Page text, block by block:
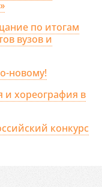
по итогам
вузов и
новому!
хореография в
конкурс